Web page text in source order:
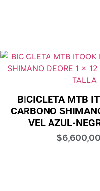
BICICLETA MTB
CARBONO
VEL AZUL-
$